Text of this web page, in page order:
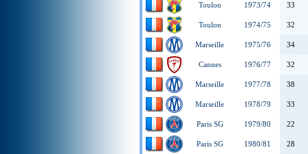
Toulon
1973/74 33
Toulon 1974/75 32
Marseille 1975/76 34
Cannes 1976/77 32
Marseille 1977/78 38
Marseille 1978/79 33
Paris SG 1979/80 22
Paris SG 1980/81 28